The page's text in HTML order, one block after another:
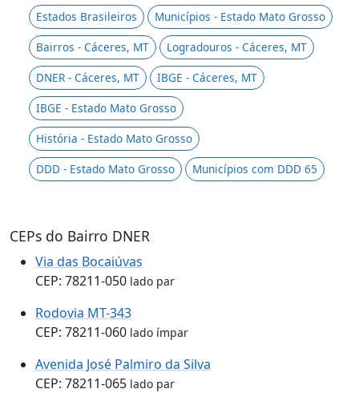
Estados Brasileiros
Municípios - Estado Mato Grosso
Bairros - Cáceres, MT
Logradouros - Cáceres, MT
DNER - Cáceres, MT
IBGE - Cáceres, MT
IBGE - Estado Mato Grosso
História - Estado Mato Grosso
DDD - Estado Mato Grosso
Municípios com DDD 65
CEPs do Bairro DNER
Via das Bocaiúvas
CEP: 78211-050 lado par
Rodovia MT-343
CEP: 78211-060 lado ímpar
Avenida José Palmiro da Silva
CEP: 78211-065 lado par